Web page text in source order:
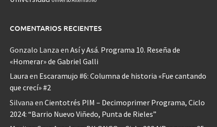
COMENTARIOS RECIENTES
Gonzalo Lanza en Así y Asá. Programa 10. Reseña de
«Homerar» de Gabriel Galli
Laura en Escaramujo #6: Columna de historia «Fue cantando
que crecí» #2
Silvana en Cientotrés PIM – Decimoprimer Programa, Ciclo
2024: “Barrio Nuevo Viñedo, Punta de Rieles”